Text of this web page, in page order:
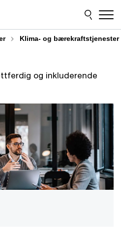
Klima- og bærekraftstjenester
og inkluderende